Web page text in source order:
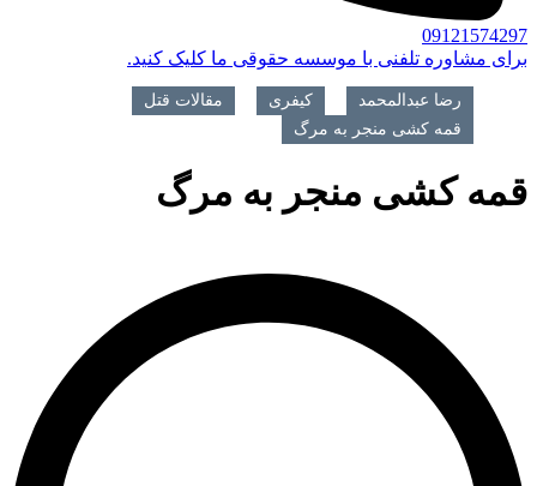
09121574297
برای مشاوره تلفنی با موسسه حقوقی ما کلیک کنید.
رضا عبدالمحمد کیفری مقالات قتل
قمه کشی منجر به مرگ
قمه کشی منجر به مرگ